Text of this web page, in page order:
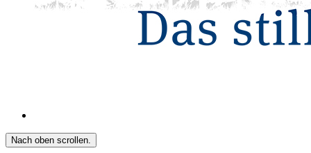
Nach oben scrollen.